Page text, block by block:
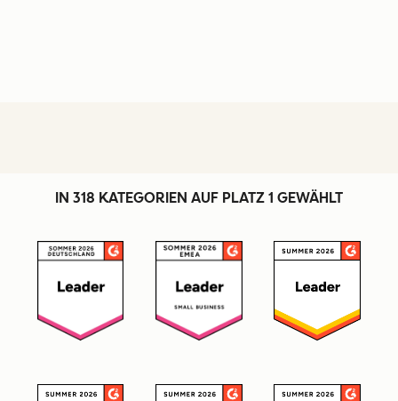
IN 318 KATEGORIEN AUF PLATZ 1 GEWÄHLT